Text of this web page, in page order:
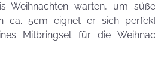
Weihnachten warten, um
ca. 5cm eignet er sich
Mitbringsel für die